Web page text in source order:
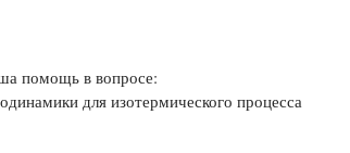
помощь в вопросе:
для изотермического процесса